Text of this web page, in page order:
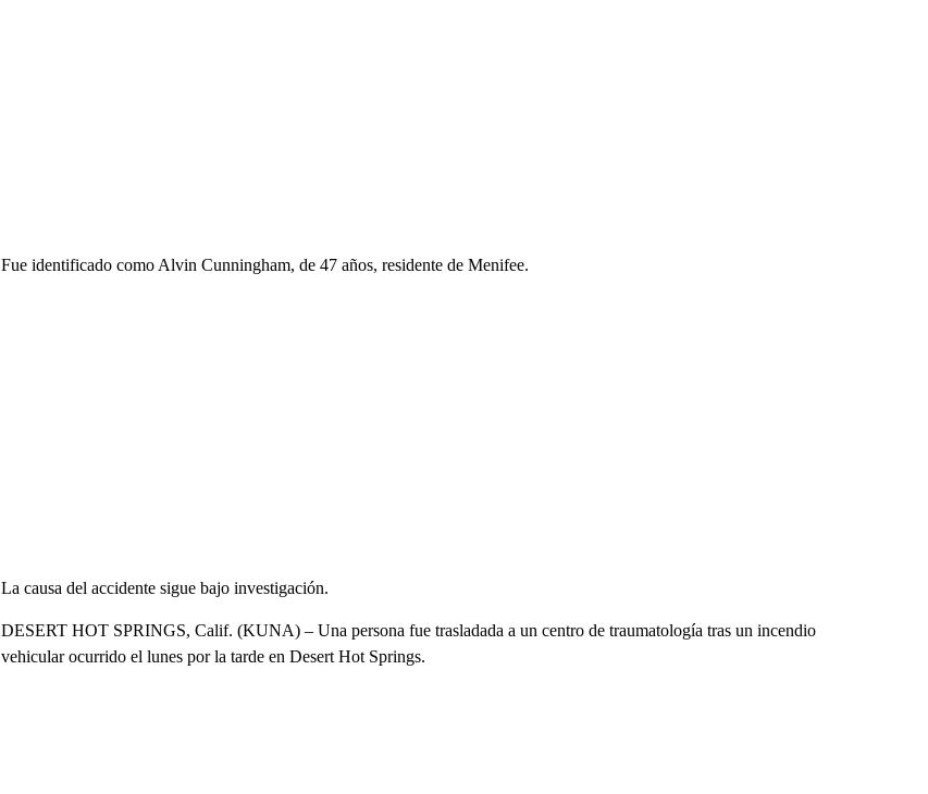
Fue identificado como Alvin Cunningham, de 47 años, residente de Menifee.
La causa del accidente sigue bajo investigación.
DESERT HOT SPRINGS, Calif. (KUNA) – Una persona fue trasladada a un centro de traumatología tras un incendio
vehicular ocurrido el lunes por la tarde en Desert Hot Springs.